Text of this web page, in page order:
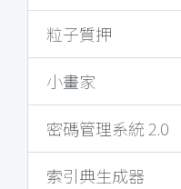
粒子質押
小畫家
密碼管理系統 2.0
索引典生成器